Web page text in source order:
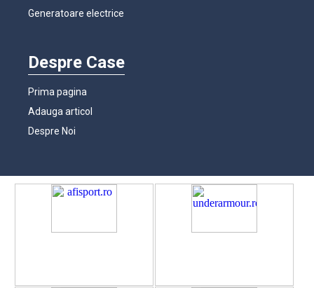
Generatoare electrice
Despre Case
Prima pagina
Adauga articol
Despre Noi